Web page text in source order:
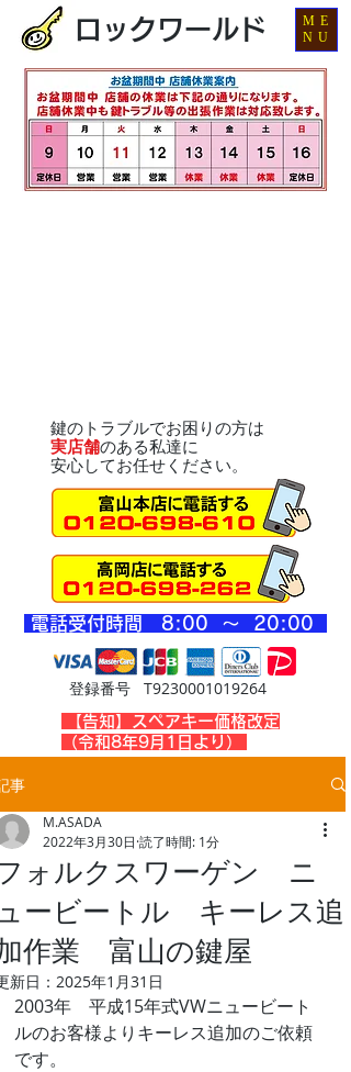
ロックワールド
鍵のトラブルでお困りの方は
実店舗のある私達に
安心してお任せください。
登録番号 T9230001019264
​電話受付時間 8:00 ～ 20:00
​【告知】スペアキー価格改定
（令和8年9月1日より）
ME
NU
事
ォルクスワーゲン ニ
ービートル キーレス追
作業 富山の鍵屋
M.ASADA
2022年3月30日 読了時間: 1分
新日： 2025年1月31日
2003年　平成15年式VWニュービート
ルのお客様よりキーレス追加のご依頼
です。